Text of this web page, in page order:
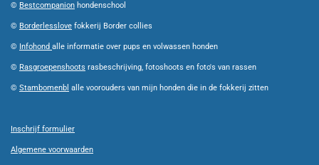
© Bestcompanion hondenschool
© Borderlesslove fokkerij Border collies
© Infohond alle informatie over pups en volwassen honden
© Rasgroepenshoots rasbeschrijving, fotoshoots en foto's van rassen
© Stambomenbl alle voorouders van mijn honden die in de fokkerij zitten
Inschrijf formulier
Algemene voorwaarden